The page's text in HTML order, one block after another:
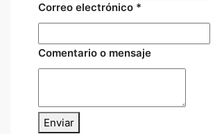
Correo electrónico *
Comentario o mensaje
Enviar